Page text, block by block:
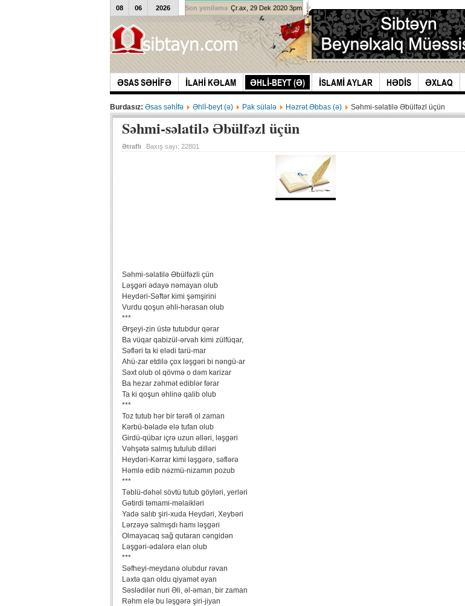
ƏSAS SƏHİFƏ İLAHİ KƏLAM ƏHLİ-BEYT (Ə) İSLAMİ AYLAR HƏDİS ƏXLAQ
08 06 2026 Son yeniləmə Çr.ax, 29 Dek 2020 3pm
Burdasız: Əsas səhİfə Əhlİ-beyt (ə) Pak sülalə Həzrət Əbbas (ə) Səhmi-səlatilə Əbülfəzl üçün
Səhmi-səlatilə Əbülfəzl üçün
Ətraflı Baxış sayı: 22801
Səhmi-səlatilə Əbülfəzli çün
Ləşgəri ədayə nəmayan olub
Heydəri-Səftər kimi şəmşirini
Vurdu qoşun əhli-hərasan olub
***
Ərşeyi-zin üstə tutubdur qərar
Ba vüqar qabizül-ərvah kimi zülfüqar,
Səfləri ta ki elədi tarü-mar
Ahü-zar etdilə çox ləşgəri bi nəngü-ar
Səxt olub ol qövmə o dəm karizar
Ba hezar zəhmət ediblər fərar
Ta ki qoşun əhlinə qalib olub
***
Toz tutub hər bir tərəfi ol zaman
Kərbü-bəladə elə tufan olub
Girdü-qübar içrə uzun əlləri, ləşgəri
Vəhşətə salmış tutulub dilləri
Heydəri-Kərrar kimi ləşgərə, səflərə
Həmlə edib nəzmü-nizamın pozub
***
Təblü-dəhəl sövtü tutub göyləri, yerləri
Gətirdi təmami-məlaikləri
Yadə salıb şiri-xuda Heydəri, Xeybəri
Lərzəyə salmışdı hamı ləşgəri
Olmayacaq sağ qutaran cəngidən
Ləşgəri-ədalərə elan olub
***
Səfheyi-meydanə olubdur rəvan
Ləxtə qan oldu qiyamət əyan
Səslədilər nuri Əli, əl-əman, bir zaman
Rəhm elə bu ləşgərə şiri-jiyan